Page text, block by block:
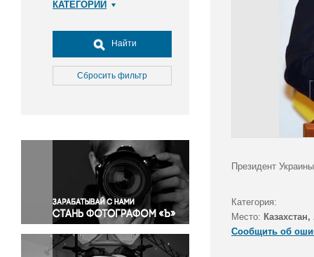
КАТЕГОРИИ
Досуг, туризм и отдых
Культура
Медицина
Окружающая среда
Политика
Правосудие
Происшествия и конфликты
Религия
Светская жизнь
Спорт
Найти
Сбросить фильтр
Президент
Категория:
Место:
Сообщить об